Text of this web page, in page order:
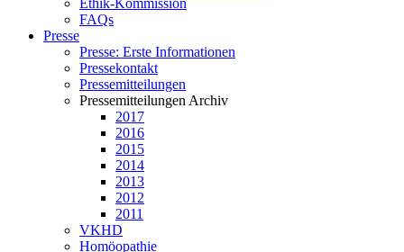
Ethik-Kommission
FAQs
Presse
Presse: Erste Informationen
Pressekontakt
Pressemitteilungen
Pressemitteilungen Archiv
2017
2016
2015
2014
2013
2012
2011
VKHD
Homöopathie